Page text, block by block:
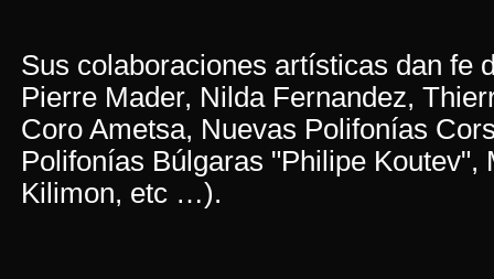
Sus colaboraciones artísticas dan fe
Pierre Mader, Nilda Fernandez,
Coro Ametsa, Nuevas Polifonías
Polifonías Búlgaras "Philipe Koutev",
Kilimon, etc …).